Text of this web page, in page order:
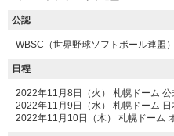
公認
WBSC（世界野球ソフトボール連盟）
日程
2022年11月8日（火） 札幌ドーム
2022年11月9日（水） 札幌ドーム
2022年11月10日（木） 札幌ドーム